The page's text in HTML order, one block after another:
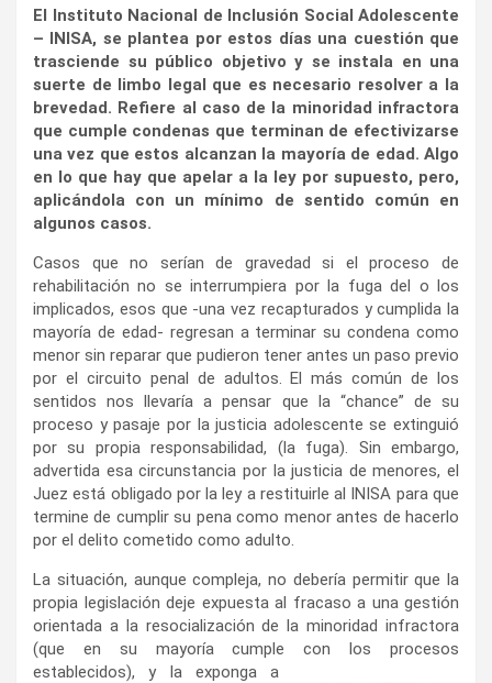
El Instituto Nacional de Inclusión Social Adolescente
– INISA, se plantea por estos días una cuestión que
trasciende su público objetivo y se instala en una
suerte de limbo legal que es necesario resolver a la
brevedad. Refiere al caso de la minoridad infractora
que cumple condenas que terminan de efectivizarse
una vez que estos alcanzan la mayoría de edad. Algo
en lo que hay que apelar a la ley por supuesto, pero,
aplicándola con un mínimo de sentido común en
algunos casos.
Casos que no serían de gravedad si el proceso de
rehabilitación no se interrumpiera por la fuga del o los
implicados, esos que -una vez recapturados y cumplida la
mayoría de edad- regresan a terminar su condena como
menor sin reparar que pudieron tener antes un paso previo
por el circuito penal de adultos. El más común de los
sentidos nos llevaría a pensar que la “chance” de su
proceso y pasaje por la justicia adolescente se extinguió
por su propia responsabilidad, (la fuga). Sin embargo,
advertida esa circunstancia por la justicia de menores, el
Juez está obligado por la ley a restituirle al INISA para que
termine de cumplir su pena como menor antes de hacerlo
por el delito cometido como adulto.
La situación, aunque compleja, no debería permitir que la
propia legislación deje expuesta al fracaso a una gestión
orientada a la resocialización de la minoridad infractora
(que en su mayoría cumple con los procesos
establecidos), y la exponga a